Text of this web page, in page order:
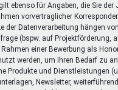
ebenso für Angaben, die Sie
vorvertraglicher
der Datenverarbeitung hängen
(bspw. auf Projektförderung,
einer Bewerbung als
werden, um Ihren Bedarf zu
Produkte und Dienstleistungen
Newsletter,